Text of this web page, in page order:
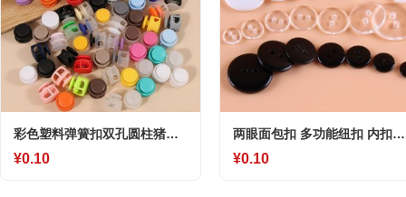
彩色塑料弹簧扣双孔圆柱猪鼻
扣松紧绳止滑扣帽子弹力绳吊
¥0.10
两眼面包扣 多功能纽扣 内扣被
套纽扣 药片纽扣(黑色/白色 /透
¥0.10